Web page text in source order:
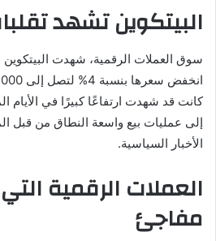
البيتكوين تشهد
كانت قد شهدت ارتفاعًا كبيرًا في الأيام
إلى عمليات بيع واسعة النطاق من قبل
الأخبار السياسية.
العملات الرقمية
مفاجئ